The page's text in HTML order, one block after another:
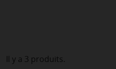
Il y a 3 produits.